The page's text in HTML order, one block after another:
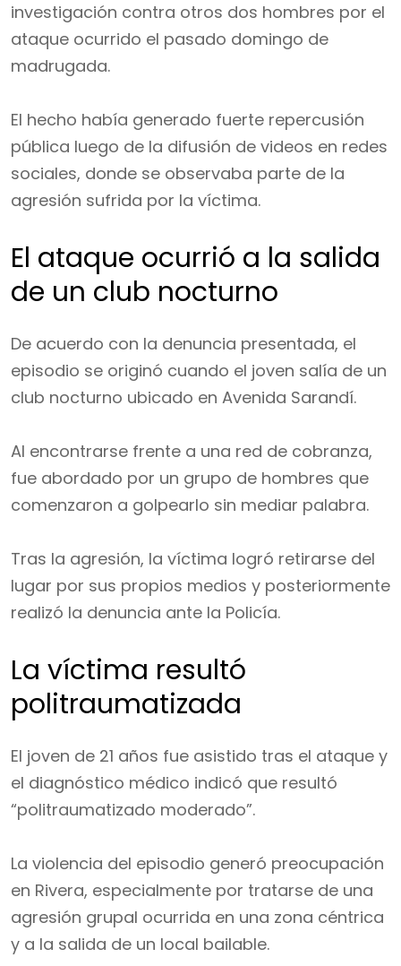
investigación contra otros dos hombres por el
ataque ocurrido el pasado domingo de
madrugada.
El hecho había generado fuerte repercusión
pública luego de la difusión de videos en redes
sociales, donde se observaba parte de la
agresión sufrida por la víctima.
El ataque ocurrió a la salida
de un club nocturno
De acuerdo con la denuncia presentada, el
episodio se originó cuando el joven salía de un
club nocturno ubicado en Avenida Sarandí.
Al encontrarse frente a una red de cobranza,
fue abordado por un grupo de hombres que
comenzaron a golpearlo sin mediar palabra.
Tras la agresión, la víctima logró retirarse del
lugar por sus propios medios y posteriormente
realizó la denuncia ante la Policía.
La víctima resultó
politraumatizada
El joven de 21 años fue asistido tras el ataque y
el diagnóstico médico indicó que resultó
“politraumatizado moderado”.
La violencia del episodio generó preocupación
en Rivera, especialmente por tratarse de una
agresión grupal ocurrida en una zona céntrica
y a la salida de un local bailable.